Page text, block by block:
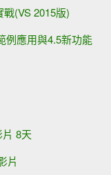
(VS 2015版)
例應用與4.5新功能
8天
片